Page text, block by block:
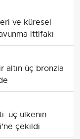
ve küresel
ittifakı
altın üç bronzla
üç ülkenin
çekildi